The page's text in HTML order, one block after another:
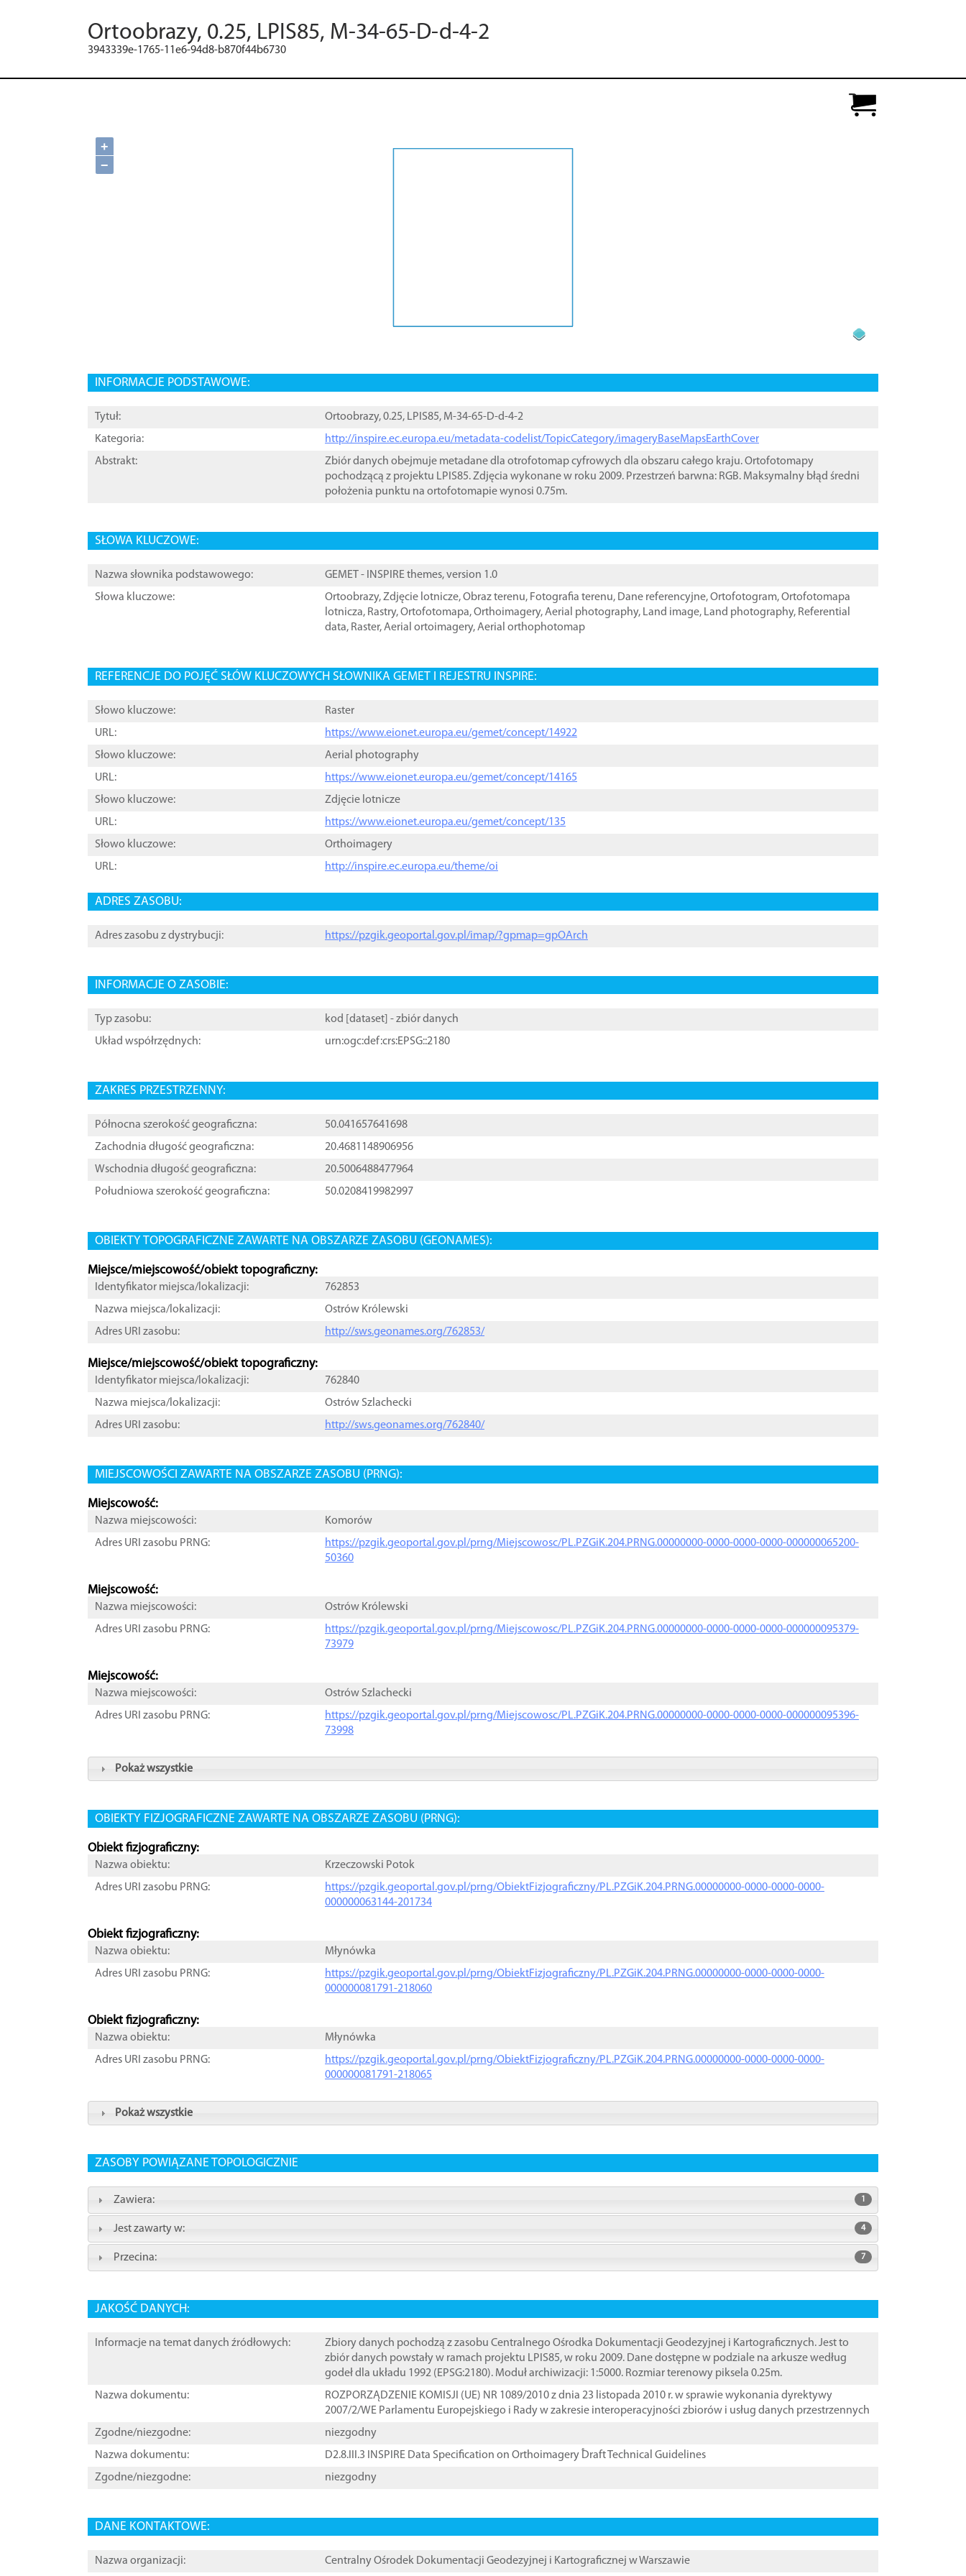
Ortoobrazy, 0.25, LPIS85, M-34-65-D-d-4-2
3943339e-1765-11e6-94d8-b870f44b6730
+
−
INFORMACJE PODSTAWOWE:
Tytuł:
Ortoobrazy, 0.25, LPIS85, M-34-65-D-d-4-2
Kategoria:
http://inspire.ec.europa.eu/metadata-codelist/TopicCategory/imageryBaseMapsEarthCover
Abstrakt:
Zbiór danych obejmuje metadane dla otrofotomap cyfrowych dla obszaru całego kraju. Ortofotomapy
pochodzącą z projektu LPIS85. Zdjęcia wykonane w roku 2009. Przestrzeń barwna: RGB. Maksymalny błąd średni
położenia punktu na ortofotomapie wynosi 0.75m.
SŁOWA KLUCZOWE:
Nazwa słownika podstawowego:
GEMET - INSPIRE themes, version 1.0
Słowa kluczowe:
Ortoobrazy,Zdjęcie lotnicze,Obraz terenu, Fotografia terenu, Dane referencyjne,Ortofotogram,Ortofotomapa
lotnicza, Rastry,Ortofotomapa,Orthoimagery,Aerial photography, Land image, Land photography, Referential
data, Raster,Aerial ortoimagery,Aerial orthophotomap
REFERENCJE DO POJĘĆ SŁÓW KLUCZOWYCH SŁOWNIKA GEMET I REJESTRU INSPIRE:
Słowo kluczowe:
Raster
URL:
https://www.eionet.europa.eu/gemet/concept/14922
Słowo kluczowe:
Aerial photography
URL:
https://www.eionet.europa.eu/gemet/concept/14165
Słowo kluczowe:
Zdjęcie lotnicze
URL:
https://www.eionet.europa.eu/gemet/concept/135
Słowo kluczowe:
Orthoimagery
URL:
http://inspire.ec.europa.eu/theme/oi
ADRES ZASOBU:
Adres zasobu z dystrybucji: https://pzgik.geoportal.gov.pl/imap/?gpmap=gpOArch
INFORMACJE O ZASOBIE:
Typ zasobu: kod [ dataset ] - zbiór danych
Układ współrzędnych:
urn:ogc:def:crs:EPSG::2180
ZAKRES PRZESTRZENNY:
Północna szerokość geograficzna:
50.041657641698
Zachodnia długość geograficzna:
20.4681148906956
Wschodnia długość geograficzna:
20.5006488477964
Południowa szerokość geograficzna:
50.0208419982997
OBIEKTY TOPOGRAFICZNE ZAWARTE NA OBSZARZE ZASOBU (GEONAMES):
Miejsce/miejscowość/obiekt topograficzny:
Identyfikator miejsca/lokalizacji:
762853
Nazwa miejsca/lokalizacji:
Ostrów Królewski
Adres URI zasobu:
http://sws.geonames.org/762853/
Miejsce/miejscowość/obiekt topograficzny:
Identyfikator miejsca/lokalizacji:
762840
Nazwa miejsca/lokalizacji:
Ostrów Szlachecki
Adres URI zasobu:
http://sws.geonames.org/762840/
MIEJSCOWOŚCI ZAWARTE NA OBSZARZE ZASOBU (PRNG):
Miejscowość:
Nazwa miejscowości:
Komorów
Adres URI zasobu PRNG:
https://pzgik.geoportal.gov.pl/prng/Miejscowosc/PL.PZGiK.204.PRNG.00000000-0000-0000-0000-000000065200-
50360
Miejscowość:
Nazwa miejscowości:
Ostrów Królewski
Adres URI zasobu PRNG:
https://pzgik.geoportal.gov.pl/prng/Miejscowosc/PL.PZGiK.204.PRNG.00000000-0000-0000-0000-000000095379-
73979
Miejscowość:
Nazwa miejscowości:
Ostrów Szlachecki
Adres URI zasobu PRNG:
https://pzgik.geoportal.gov.pl/prng/Miejscowosc/PL.PZGiK.204.PRNG.00000000-0000-0000-0000-000000095396-
73998
Pokaż wszystkie
OBIEKTY FIZJOGRAFICZNE ZAWARTE NA OBSZARZE ZASOBU (PRNG):
Obiekt fizjograficzny:
Nazwa obiektu:
Krzeczowski Potok
Adres URI zasobu PRNG:
https://pzgik.geoportal.gov.pl/prng/ObiektFizjograficzny/PL.PZGiK.204.PRNG.00000000-0000-0000-0000-
000000063144-201734
Obiekt fizjograficzny:
Nazwa obiektu:
Młynówka
Adres URI zasobu PRNG:
https://pzgik.geoportal.gov.pl/prng/ObiektFizjograficzny/PL.PZGiK.204.PRNG.00000000-0000-0000-0000-
000000081791-218060
Obiekt fizjograficzny:
Nazwa obiektu:
Młynówka
Adres URI zasobu PRNG:
https://pzgik.geoportal.gov.pl/prng/ObiektFizjograficzny/PL.PZGiK.204.PRNG.00000000-0000-0000-0000-
000000081791-218065
Pokaż wszystkie
ZASOBY POWIĄZANE TOPOLOGICZNIE
Zawiera: 1
Jest zawarty w: 4
Przecina: 7
JAKOŚĆ DANYCH:
Informacje na temat danych źródłowych:
Zbiory danych pochodzą z zasobu Centralnego Ośrodka Dokumentacji Geodezyjnej i Kartograficznych. Jest to
zbiór danych powstały w ramach projektu LPIS85, w roku 2009. Dane dostępne w podziale na arkusze według
godeł dla układu 1992 (EPSG:2180). Moduł archiwizacji: 1:5000. Rozmiar terenowy piksela 0.25m.
Nazwa dokumentu:
ROZPORZĄDZENIE KOMISJI (UE) NR 1089/2010 z dnia 23 listopada 2010 r. w sprawie wykonania dyrektywy
2007/2/WE Parlamentu Europejskiego i Rady w zakresie interoperacyjności zbiorów i usług danych przestrzennych
Zgodne/niezgodne:
niezgodny
Nazwa dokumentu:
D2.8.III.3 INSPIRE Data Specification on Orthoimagery ֠Draft Technical Guidelines
Zgodne/niezgodne:
niezgodny
DANE KONTAKTOWE:
Nazwa organizacji: Centralny Ośrodek Dokumentacji Geodezyjnej i Kartograficznej w Warszawie